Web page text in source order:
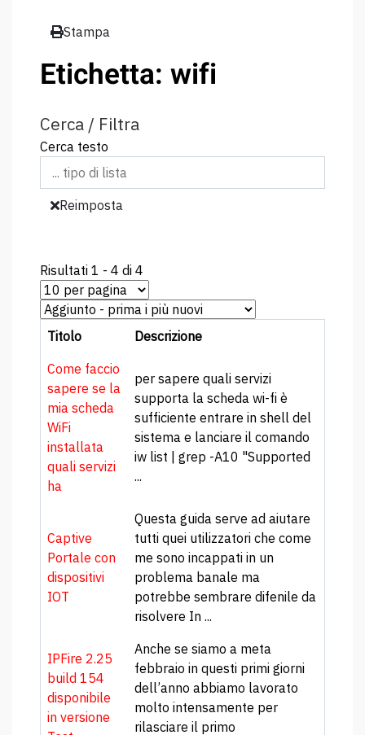
Stampa
Etichetta: wifi
Cerca / Filtra
Cerca testo
Reimposta
Risultati 1 - 4 di 4
Titolo
Descrizione
Come faccio
sapere se la
mia scheda
WiFi
installata
quali servizi
ha
per sapere quali servizi
supporta la scheda wi-fi è
sufficiente entrare in shell del
sistema e lanciare il comando
iw list | grep -A10 "Supported
...
Captive
Portale con
dispositivi
IOT
Questa guida serve ad aiutare
tutti quei utilizzatori che come
me sono incappati in un
problema banale ma
potrebbe sembrare difenile da
risolvere In ...
IPFire 2.25
build 154
disponibile
in versione
Anche se siamo a meta
febbraio in questi primi giorni
dell’anno abbiamo lavorato
molto intensamente per
rilasciare il primo